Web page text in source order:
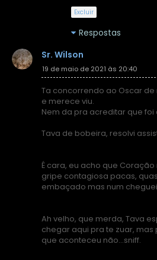
Excluir
Respostas
Sr. Wilson
19 de maio de 2021 às 20:40
Ta concorrendo ao Oscar
e merece viu.
Nem da pra acreditar que foi
Tava de bobeira, resolvi
É cara, eu acho que
gripe contagiosa pacas,
embaçado mas num
Ah velho, que merda, Tava
chegar aqui pra te zuar, mas
que aconteceu não...sniff.